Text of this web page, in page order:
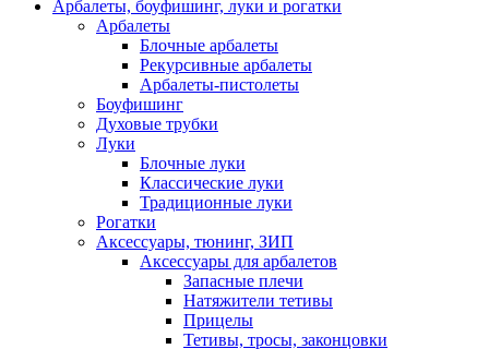
Арбалеты, боуфишинг, луки и рогатки
Арбалеты
Блочные арбалеты
Рекурсивные арбалеты
Арбалеты-пистолеты
Боуфишинг
Духовые трубки
Луки
Блочные луки
Классические луки
Традиционные луки
Рогатки
Аксессуары, тюнинг, ЗИП
Аксессуары для арбалетов
Запасные плечи
Натяжители тетивы
Прицелы
Тетивы, тросы, законцовки